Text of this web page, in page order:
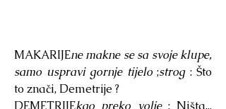
MAKARIJEne makne se sa svoje klupe,
samo uspravi gornje tijelo;strog: Što
to znači, Demetrije ?
DEMETRIJEkao preko volje: Ništa...